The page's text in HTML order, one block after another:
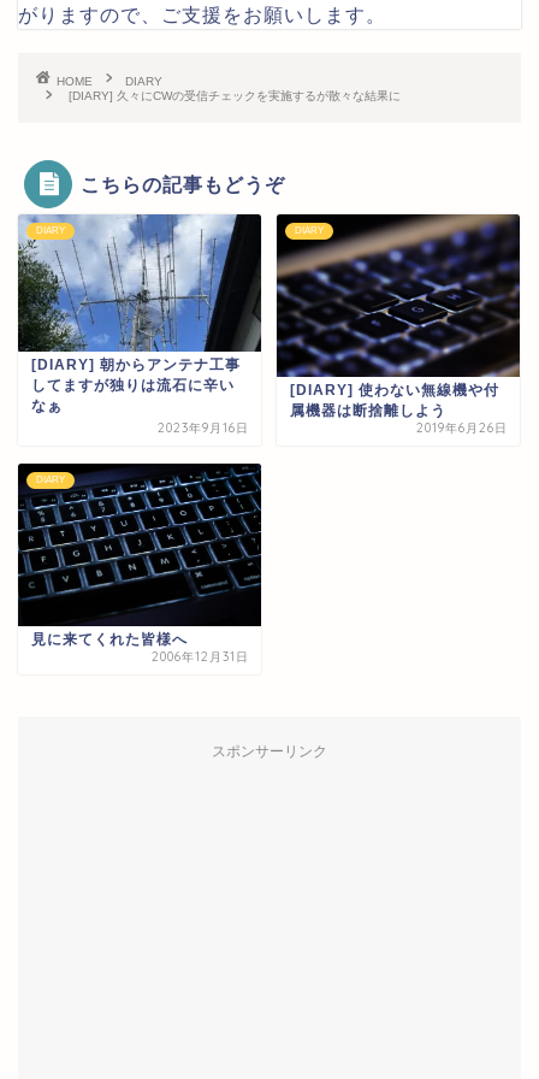
がりますので、ご支援をお願いします。
HOME
DIARY
[DIARY] 久々にCWの受信チェックを実施するが散々な結果に
こちらの記事もどうぞ
DIARY
[DIARY] 朝からアンテナ工事
してますが独りは流石に辛い
なぁ
2023年9月16日
DIARY
[DIARY] 使わない無線機や付
属機器は断捨離しよう
2019年6月26日
DIARY
見に来てくれた皆様へ
2006年12月31日
スポンサーリンク